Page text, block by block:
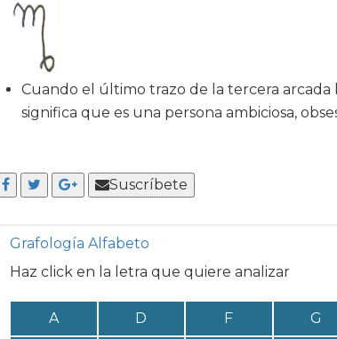
Cuando el último trazo de la tercera
significa que es una persona ambiciosa,
Suscríbete
Grafología Alfabeto
Haz click en la letra que quiere analizar
A D F G